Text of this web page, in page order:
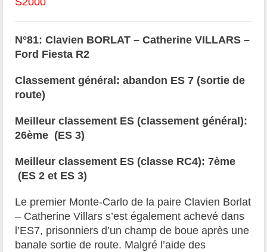
N°81: Clavien BORLAT – Catherine VILLARS –
Ford Fiesta R2
Classement général: abandon ES 7 (sortie de
route)
Meilleur classement ES (classement général):
26ème (ES 3)
Meilleur classement ES (classe RC4): 7ème
(ES 2 et ES 3)
Le premier Monte-Carlo de la paire Clavien Borlat
– Catherine Villars s’est également achevé dans
l’ES7, prisonniers d’un champ de boue après une
banale sortie de route. Malgré l’aide des